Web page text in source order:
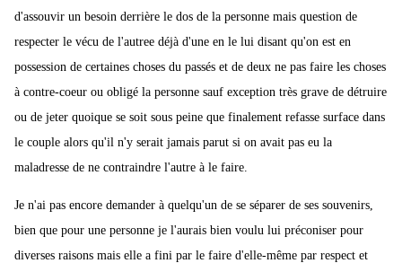
d'assouvir un besoin derrière le dos de la personne mais question de
respecter le vécu de l'autree déjà d'une en le lui disant qu'on est en
possession de certaines choses du passés et de deux ne pas faire les choses
à contre-coeur ou obligé la personne sauf exception très grave de détruire
ou de jeter quoique se soit sous peine que finalement refasse surface dans
le couple alors qu'il n'y serait jamais parut si on avait pas eu la
maladresse de ne contraindre l'autre à le faire.
Je n'ai pas encore demander à quelqu'un de se séparer de ses souvenirs,
bien que pour une personne je l'aurais bien voulu lui préconiser pour
diverses raisons mais elle a fini par le faire d'elle-même par respect et